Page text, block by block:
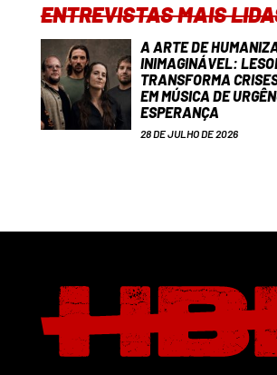
ENTREVISTAS MAIS
A ARTE DE
INIMAGINÁVEL:
TRANSFORMA
EM MÚSICA DE
ESPERANÇA
28 DE JULHO DE 2026